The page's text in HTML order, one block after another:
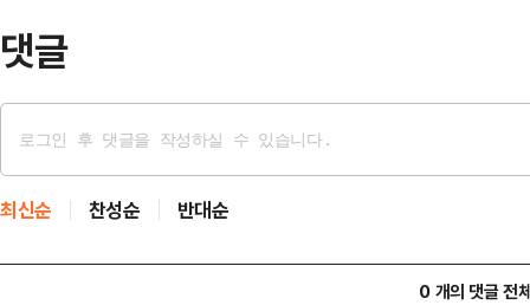
댓글
최신순 찬성순 반대순
0 개의 댓글 전